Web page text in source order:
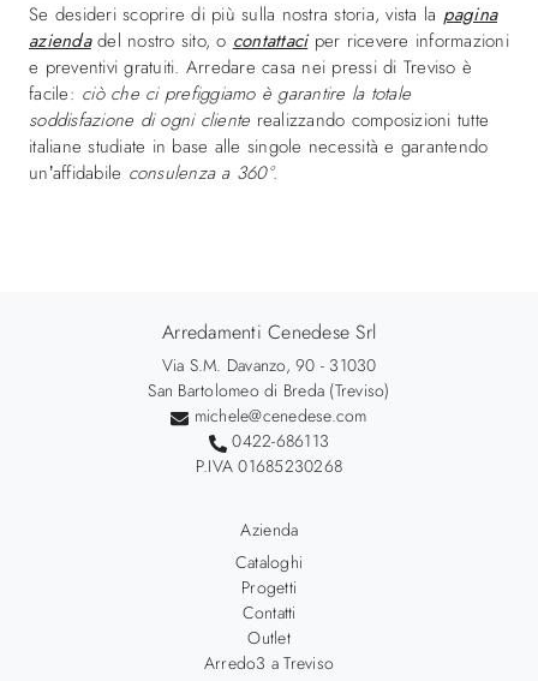
Se desideri scoprire di più sulla nostra storia, vista la pagina
aziendadel nostro sito, o contattaciper ricevere informazioni
e preventivi gratuiti. Arredare casa nei pressi di Treviso è
facile: ciò che ci prefiggiamo è garantire la totale
soddisfazione di ogni cliente realizzando composizioni tutte
italiane studiate in base alle singole necessità e garantendo
un’affidabile consulenza a 360°.
Arredamenti Cenedese Srl
Via S.M. Davanzo, 90 - 31030
San Bartolomeo di Breda (Treviso)
michele@cenedese.com
0422-686113
P.IVA 01685230268
Azienda
Cataloghi
Progetti
Contatti
Outlet
Arredo3 a Treviso